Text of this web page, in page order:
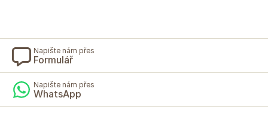
Napište nám přes
Formulář
Napište nám přes
WhatsApp